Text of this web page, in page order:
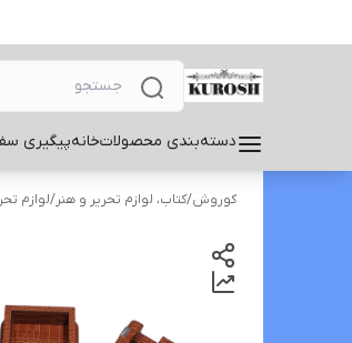
دسته‌بندی محصولاتخانهپیگیری
کوروش/کتاب، لوازم تحریر و هنر/لوازم